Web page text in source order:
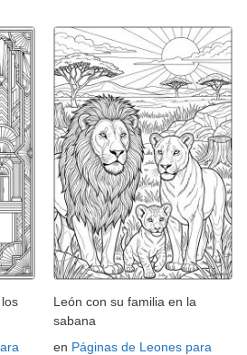
León con su familia en la
sabana
en Páginas de Leones para